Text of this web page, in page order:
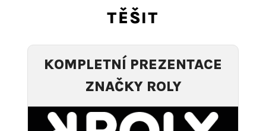
TĚŠIT
KOMPLETNÍ PREZENTACE
ZNAČKY ROLY